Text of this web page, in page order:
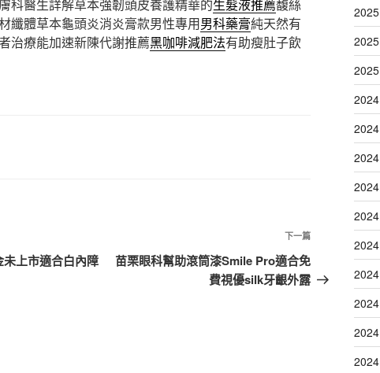
科醫生詳解草本強韌頭皮養護精華的生髮液推薦馥絲
纖體草本龜頭炎消炎膏款男性專用男科藥膏純天然有
治療能加速新陳代謝推薦黑咖啡減肥法有助瘦肚子飲
上市適合白內障
下
篇
下一篇
苗栗眼科幫助滾筒漆Smile Pro適合免
費視優silk牙齦外露